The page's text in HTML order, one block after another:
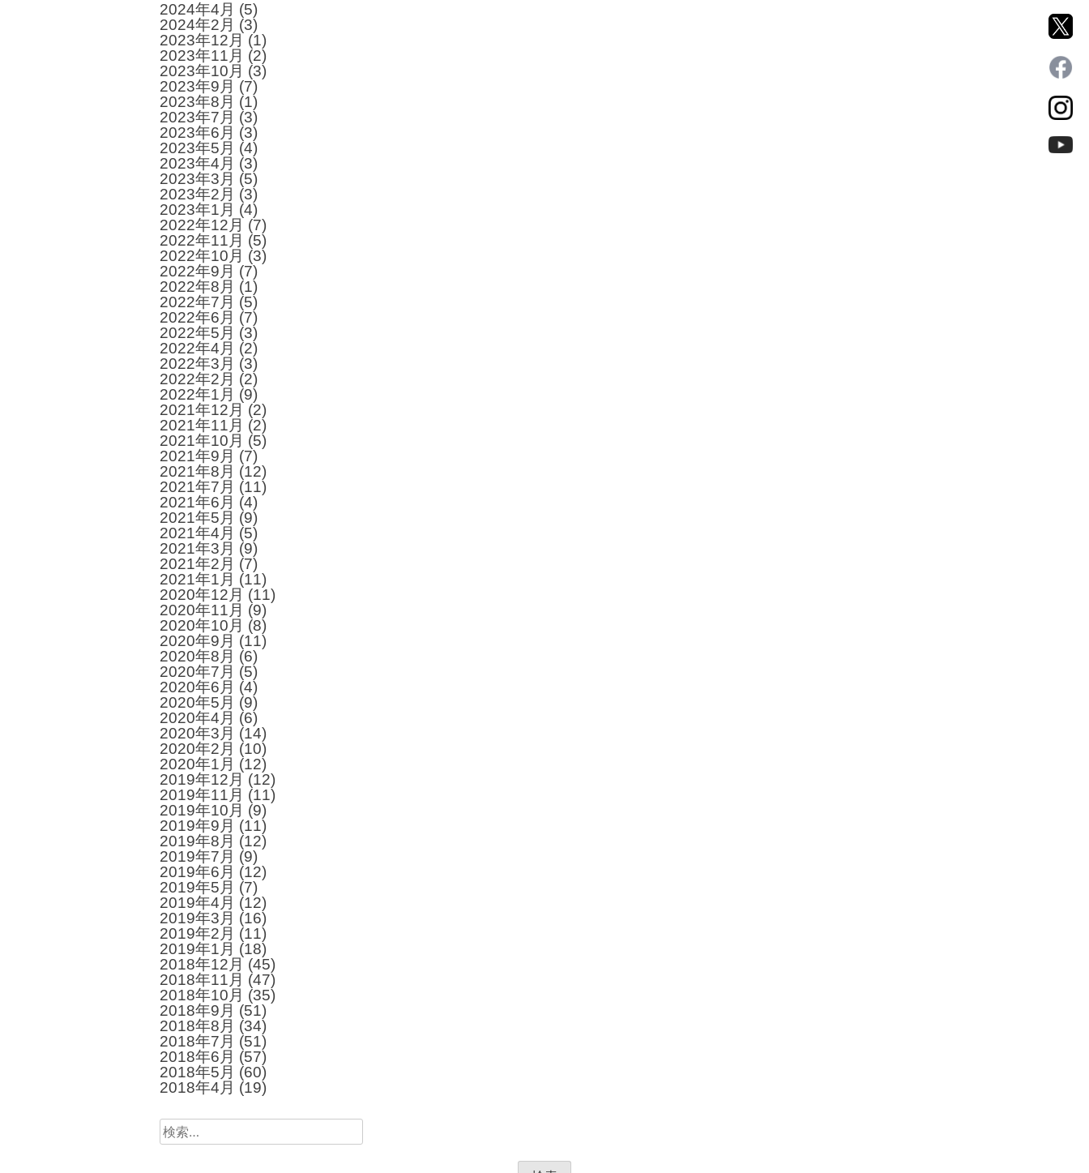
2024年4月 (5)
2024年2月 (3)
2023年12月 (1)
2023年11月 (2)
2023年10月 (3)
2023年9月 (7)
2023年8月 (1)
2023年7月 (3)
2023年6月 (3)
2023年5月 (4)
2023年4月 (3)
2023年3月 (5)
2023年2月 (3)
2023年1月 (4)
2022年12月 (7)
2022年11月 (5)
2022年10月 (3)
2022年9月 (7)
2022年8月 (1)
2022年7月 (5)
2022年6月 (7)
2022年5月 (3)
2022年4月 (2)
2022年3月 (3)
2022年2月 (2)
2022年1月 (9)
2021年12月 (2)
2021年11月 (2)
2021年10月 (5)
2021年9月 (7)
2021年8月 (12)
2021年7月 (11)
2021年6月 (4)
2021年5月 (9)
2021年4月 (5)
2021年3月 (9)
2021年2月 (7)
2021年1月 (11)
2020年12月 (11)
2020年11月 (9)
2020年10月 (8)
2020年9月 (11)
2020年8月 (6)
2020年7月 (5)
2020年6月 (4)
2020年5月 (9)
2020年4月 (6)
2020年3月 (14)
2020年2月 (10)
2020年1月 (12)
2019年12月 (12)
2019年11月 (11)
2019年10月 (9)
2019年9月 (11)
2019年8月 (12)
2019年7月 (9)
2019年6月 (12)
2019年5月 (7)
2019年4月 (12)
2019年3月 (16)
2019年2月 (11)
2019年1月 (18)
2018年12月 (45)
2018年11月 (47)
2018年10月 (35)
2018年9月 (51)
2018年8月 (34)
2018年7月 (51)
2018年6月 (57)
2018年5月 (60)
2018年4月 (19)
検
索: